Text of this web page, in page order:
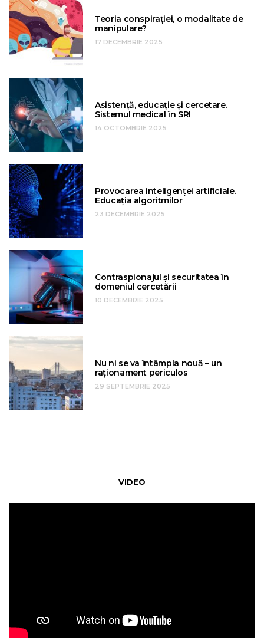
Teoria conspirației, o modalitate de
manipulare?
17 DECEMBRIE 2025
Asistență, educație și cercetare.
Sistemul medical în SRI
14 OCTOMBRIE 2025
Provocarea inteligenței artificiale.
Educația algoritmilor
23 DECEMBRIE 2025
Contraspionajul și securitatea în
domeniul cercetării
10 DECEMBRIE 2025
Nu ni se va întâmpla nouă – un
raționament periculos
29 SEPTEMBRIE 2025
VIDEO